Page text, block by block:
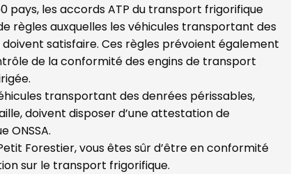
pays, les accords ATP du transport frigorifique
règles auxquelles les véhicules transportant des
satisfaire. Ces règles prévoient également
de la conformité des engins de transport
transportant des denrées périssables,
doivent disposer d’une attestation de
ONSSA.
Forestier, vous êtes sûr d’être en conformité
sur le transport frigorifique.